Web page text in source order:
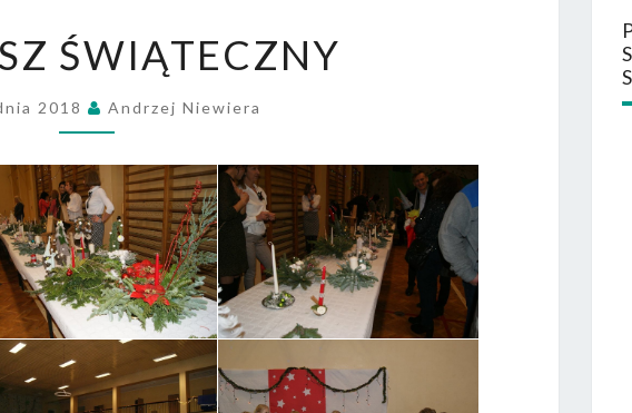
NR 4
ŚWIĄTECZNY
ŚWIĄTECZNY
2018 Andrzej Niewiera